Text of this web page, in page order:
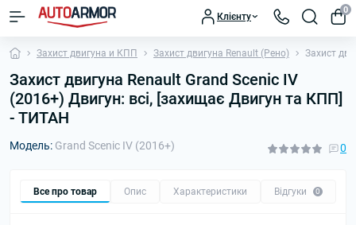
Клієнту
0
Захист двигуна и КПП Захист двигуна Renault (Рено) Захист
Захист двигуна Renault Grand Scenic IV
(2016+) Двигун: всі, [захищає Двигун та КПП]
- ТИТАН
Модель: Grand Scenic IV (2016+) 0
Все про товар Опис Характеристики Відгуки 0